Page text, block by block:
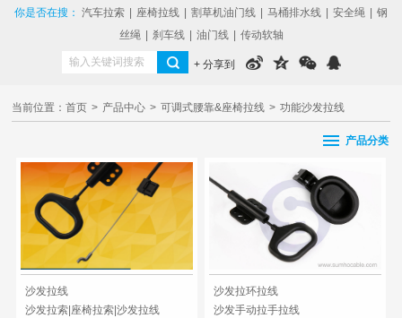
你是否在搜： 汽车拉索 座椅拉线 割草机油门线 马桶排水线 安全绳
钢
丝绳
刹车线 油门线 传动软轴
+ 分享到
当前位置：首页 > 产品中心 > 可调式腰靠&座椅拉线 > 功能沙发拉线
产品分类
沙发拉线
沙发拉索|座椅拉索|沙发拉线
沙发拉环拉线
沙发手动拉手拉线